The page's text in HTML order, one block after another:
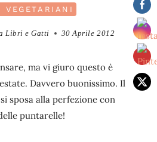
VEGETARIANI
Libri e Gatti 30 Aprile 2012
ma vi giuro questo è
Davvero buonissimo. Il
sposa alla perfezione con
puntarelle!